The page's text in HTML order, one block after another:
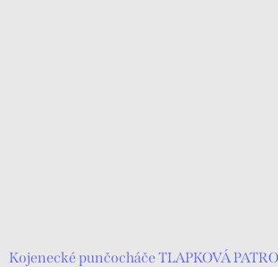
Kojenecké punčocháče TLAPKOVÁ